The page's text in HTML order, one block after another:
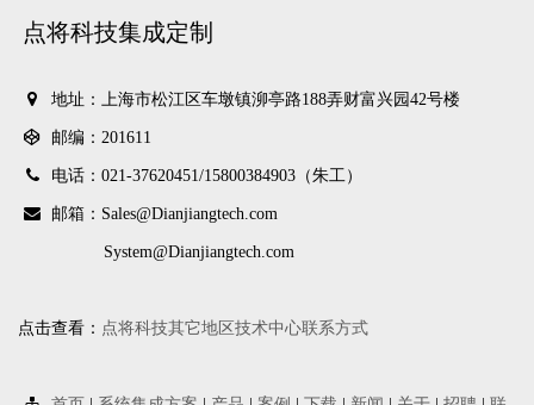
点将科技集成定制
地址：上海市松江区车墩镇泖亭路188弄财富兴园42号楼
邮编：201611
电话：021-37620451/15800384903（朱工）
邮箱：Sales@Dianjiangtech.com
System@Dianjiangtech.com
点击查看： 点将科技其它地区技术中心联系方式